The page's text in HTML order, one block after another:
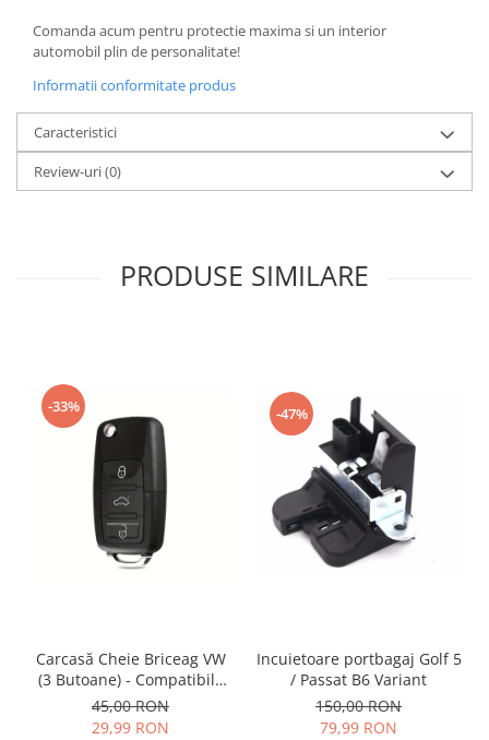
Comanda acum pentru protectie maxima si un interior
automobil plin de personalitate!
Informatii conformitate produs
Caracteristici
Review-uri(0)
PRODUSE SIMILARE
-33%
Carcasă Cheie Briceag VW
(3 Butoane) - Compatibilă
Golf 5, Jetta, Touran etc
45,00 RON
29,99 RON
-47%
Incuietoare portbagaj Golf 5
/ Passat B6 Variant
150,00 RON
79,99 RON